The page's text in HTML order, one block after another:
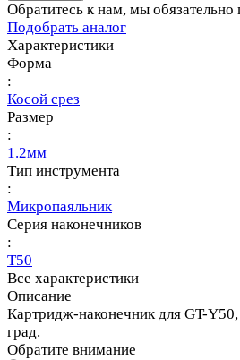
Обратитесь к нам, мы
Подобрать аналог
Характеристики
Форма
:
Косой срез
Размер
:
1.2мм
Тип инструмента
:
Микропаяльник
Серия наконечников
:
T50
Все характеристики
Описание
Картридж-наконечник для GT-
град.
Обратите внимание